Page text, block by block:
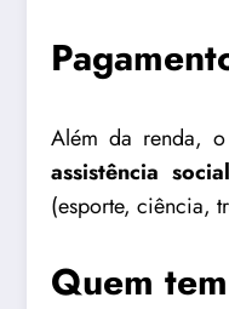
Além da renda,
assistência social
(esporte, ciência,
Quem